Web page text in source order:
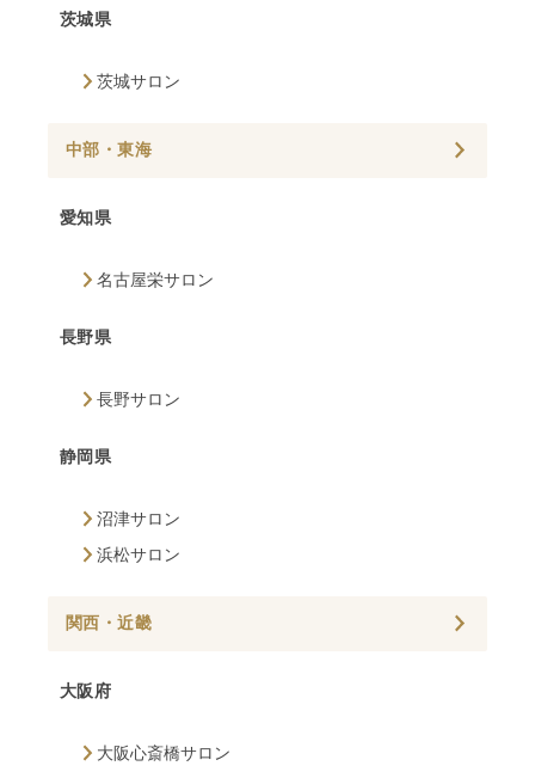
茨城県
茨城サロン
中部・東海
愛知県
名古屋栄サロン
長野県
長野サロン
静岡県
沼津サロン
浜松サロン
関西・近畿
大阪府
大阪心斎橋サロン